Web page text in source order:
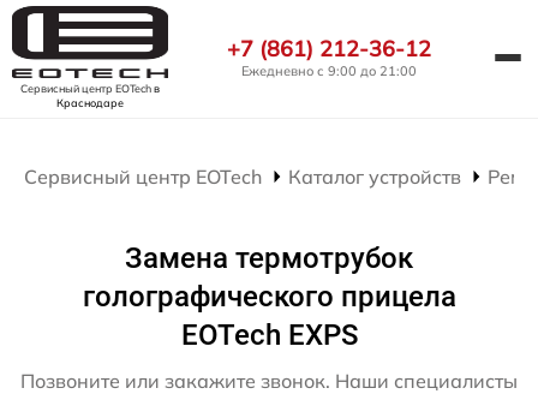
Сервисный центр EOTechв
Краснодаре
+7 (861) 212-36-12
Ежедневно с 9:00 до 21:00
Сервисный центр EOTech Каталог устройств
Замена термотрубок
голографического прицела
EOTech EXPS
Позвоните или закажите звонок. Наши специалисты